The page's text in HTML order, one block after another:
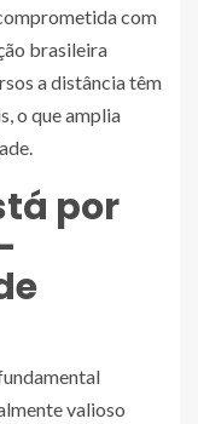
com
brasileira
a distância têm
o que amplia
por
valioso